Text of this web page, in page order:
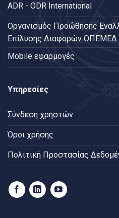
ADR - ODR International
Oργανισμός Προώθησης
Επίλυσης Διαφορών ΟΠΕΜΕΔ
Mobile εφαρμογές
Υπηρεσίες
Σύνδεση χρηστών
Όροι χρήσης
Πολιτική Προστασίας